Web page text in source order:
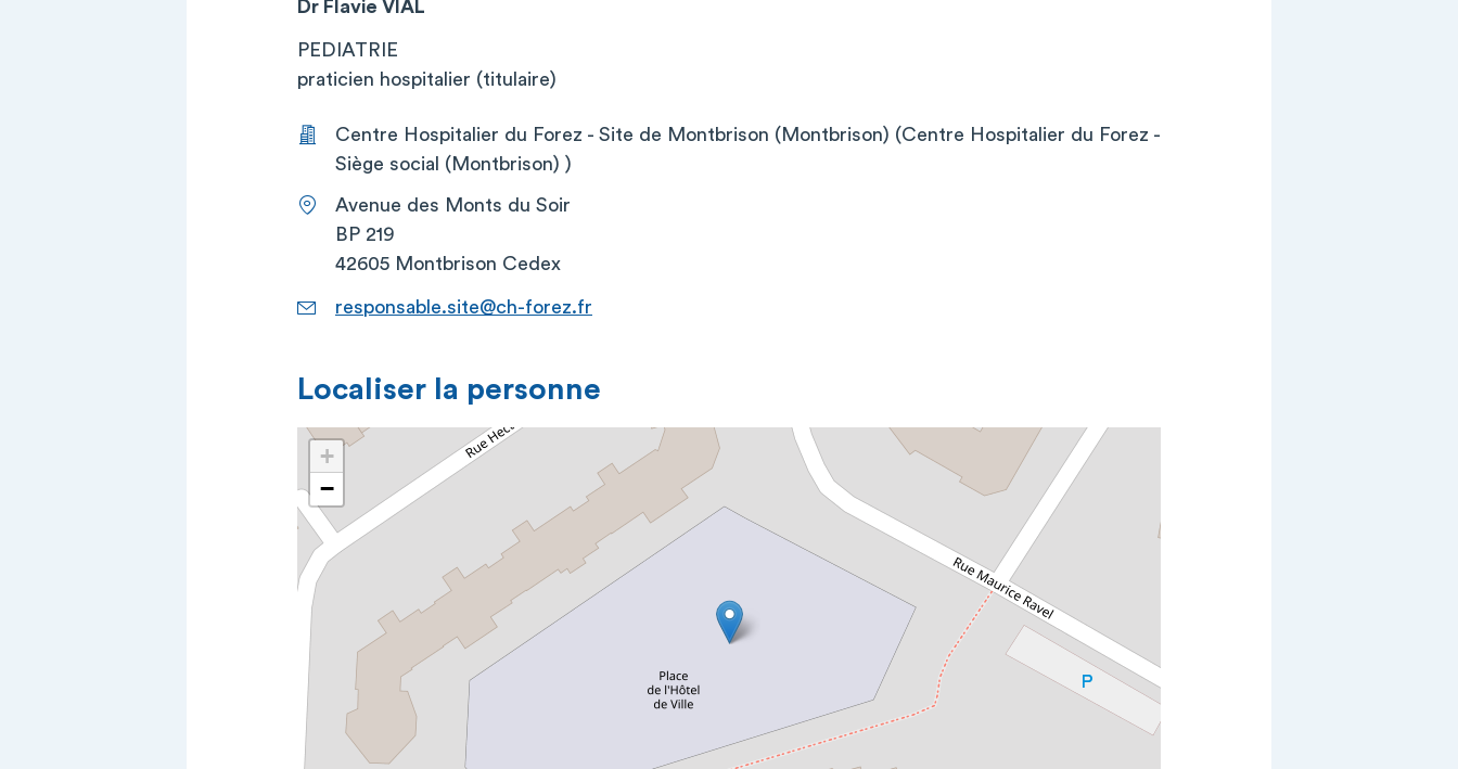
Dr Flavie VIAL
PEDIATRIE
praticien hospitalier (titulaire)
Centre Hospitalier du Forez - Site de Montbrison (Montbrison) (Centre Hospitalier du Forez -
Siège social (Montbrison) )
Avenue des Monts du Soir
BP 219
42605 Montbrison Cedex
responsable.site@ch-forez.fr
Localiser la personne
+
−